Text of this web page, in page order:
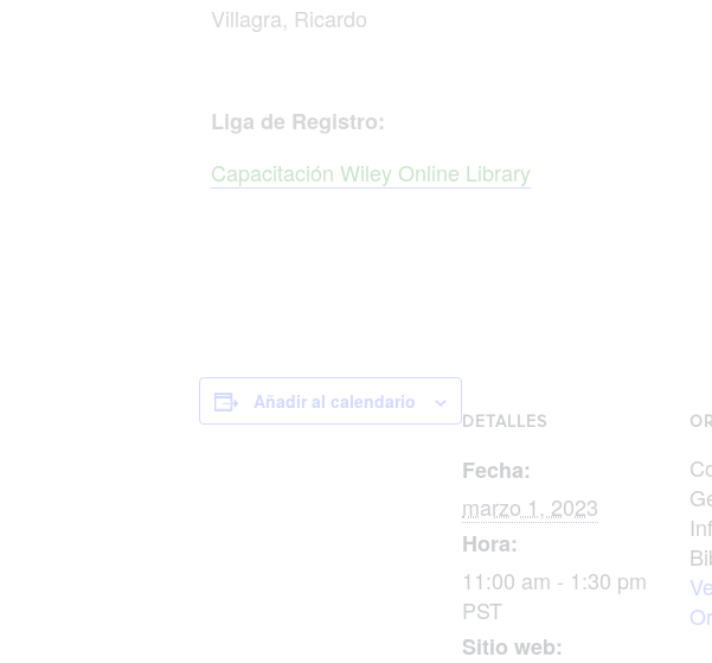
Villagra, Ricardo
Liga de Registro:
Capacitación Wiley Online Library
Añadir al calendario
DETALLES
Fecha:
marzo 1, 2023
Hora:
11:00 am - 1:30 pm
PST
Sitio web: